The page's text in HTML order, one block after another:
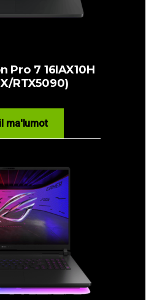
Pro 7 16IAX10H
RTX5090)
ma'lumot